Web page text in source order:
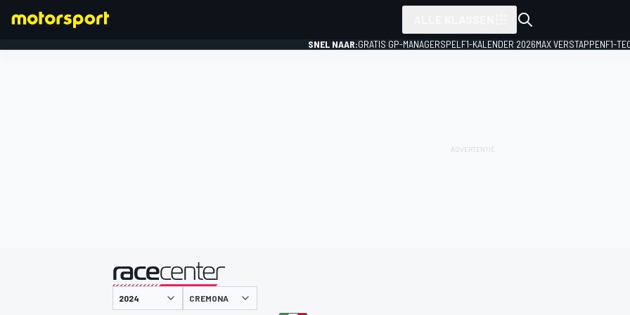
SNEL NAAR:GRATIS GP-MANAGERSPEL F1-KALENDER 2026MAX VERSTAPPENF1-
gepresenteerd door
CREMONA